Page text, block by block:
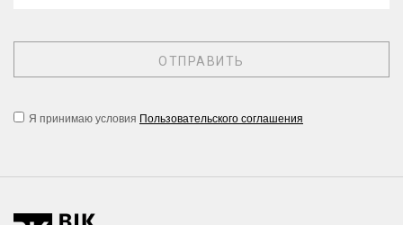
Я принимаю условия Пользовательского соглашения